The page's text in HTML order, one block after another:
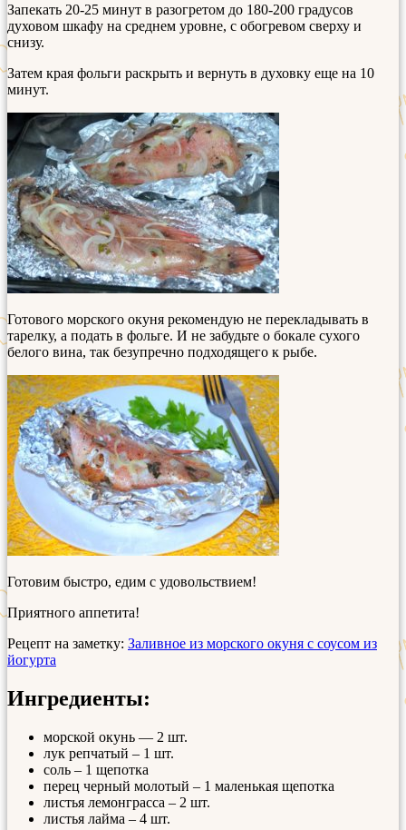
Запекать 20-25 минут в разогретом до 180-200 градусов
духовом шкафу на среднем уровне, с обогревом сверху и
снизу.
Затем края фольги раскрыть и вернуть в духовку еще на 10
минут.
Готового морского окуня рекомендую не перекладывать в
тарелку, а подать в фольге. И не забудьте о бокале сухого
белого вина, так безупречно подходящего к рыбе.
Готовим быстро, едим с удовольствием!
Приятного аппетита!
Рецепт на заметку: Заливное из морского окуня с соусом из
йогурта
Ингредиенты:
морской окунь — 2 шт.
лук репчатый – 1 шт.
соль – 1 щепотка
перец черный молотый – 1 маленькая щепотка
листья лемонграсса – 2 шт.
листья лайма – 4 шт.